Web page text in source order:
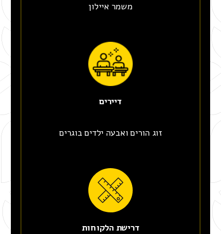
משמר איילון
דיירים
זוג הורים ואבעה ילדים בוגרים
דרישת הלקוחות